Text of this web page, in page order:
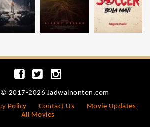
2017-2026 Jadwalnonton.com
Policy Contact Us
Movie Updates
All Movies